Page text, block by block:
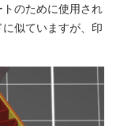
のために使用され
似ていますが、印